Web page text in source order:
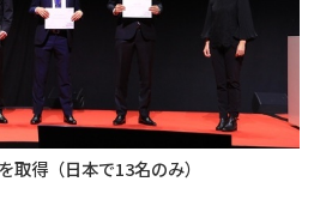
取得（日本で13名のみ）